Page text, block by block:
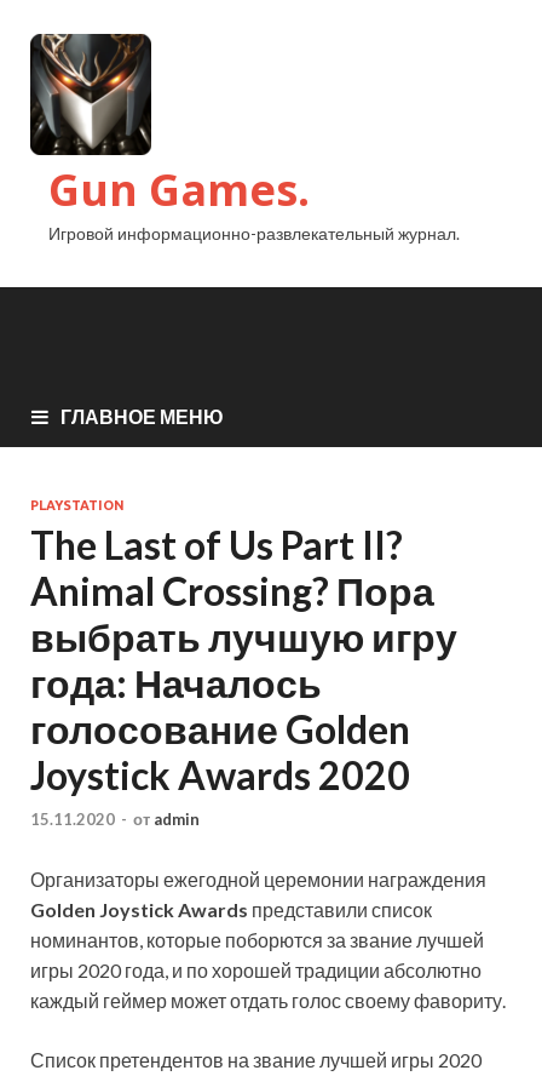
Gun Games.
Игровой информационно-развлекательный журнал.
ГЛАВНОЕ МЕНЮ
PLAYSTATION
The Last of Us Part II?
Animal Crossing? Пора
выбрать лучшую игру
года: Началось
голосование Golden
Joystick Awards 2020
15.11.2020 - от admin
Организаторы ежегодной церемонии награждения
Golden Joystick Awards представили список
номинантов, которые поборются за звание лучшей
игры 2020 года, и по хорошей традиции абсолютно
каждый геймер может отдать голос своему фавориту.
Список претендентов на звание лучшей игры 2020